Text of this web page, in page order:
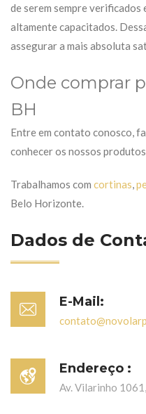
de serem sempre
altamente capacitados.
assegurar a mais absoluta
Onde comprar
BH
Entre em contato conosco,
conhecer os nossos
Trabalhamos com cortinas
Belo Horizonte.
Dados de
E-Mail:
Endereço :
Av. Vilarinho